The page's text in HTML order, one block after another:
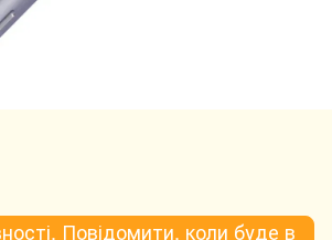
Повідомити, коли буде в